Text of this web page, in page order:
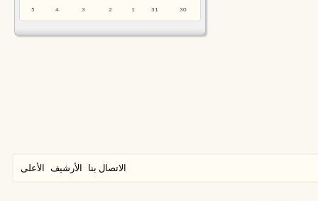
30
31
1
2
3
4
5
الاتصال بنا الأرشيف الأعلى